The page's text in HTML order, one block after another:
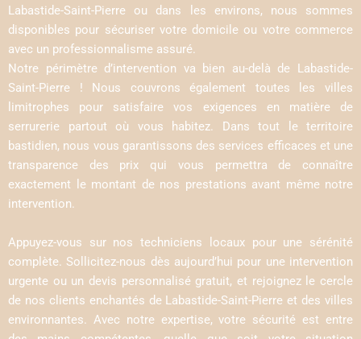
Labastide-Saint-Pierre ou dans les environs, nous sommes
disponibles pour sécuriser votre domicile ou votre commerce
avec un professionnalisme assuré.
Notre périmètre d’intervention va bien au-delà de Labastide-
Saint-Pierre ! Nous couvrons également toutes les villes
limitrophes pour satisfaire vos exigences en matière de
serrurerie partout où vous habitez. Dans tout le territoire
bastidien, nous vous garantissons des services efficaces et une
transparence des prix qui vous permettra de connaître
exactement le montant de nos prestations avant même notre
intervention.
Appuyez-vous sur nos techniciens locaux pour une sérénité
complète. Sollicitez-nous dès aujourd’hui pour une intervention
urgente ou un devis personnalisé gratuit, et rejoignez le cercle
de nos clients enchantés de Labastide-Saint-Pierre et des villes
environnantes. Avec notre expertise, votre sécurité est entre